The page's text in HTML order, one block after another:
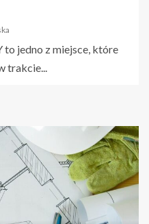
to jedno z miejsce, które
trakcie...